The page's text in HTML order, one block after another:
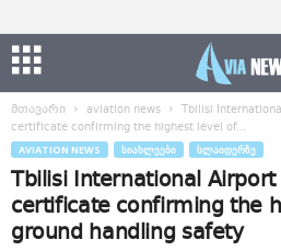
მთავარი aviation news
Tbilisi
certificate confirming the highest level of...
AVIATION NEWS ᲡᲘᲐᲮᲚᲔᲔᲑᲘ ᲡᲚᲐᲘᲓᲔᲠᲖᲔ
Tbilisi International
certificate confirming the
ground handling safety